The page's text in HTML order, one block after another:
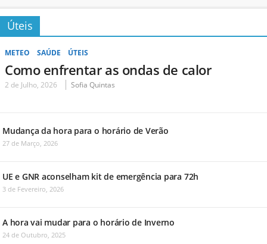
Úteis
METEO SAÚDE ÚTEIS
Como enfrentar as ondas de calor
2 de Julho, 2026 Sofia Quintas
Mudança da hora para o horário de Verão
27 de Março, 2026
UE e GNR aconselham kit de emergência para 72h
3 de Fevereiro, 2026
A hora vai mudar para o horário de Inverno
24 de Outubro, 2025